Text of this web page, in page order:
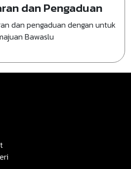
dan Pengaduan
dan pengaduan dengan untuk
Bawaslu